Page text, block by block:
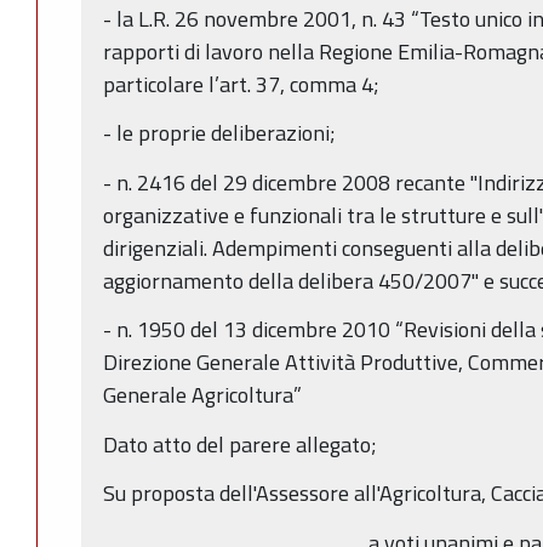
- la L.R. 26 novembre 2001, n. 43 “Testo unico
rapporti di lavoro nella Regione Emilia-
particolare l’art. 37, comma 4;
- le proprie deliberazioni;
- n. 2416 del 29 dicembre 2008 recante
organizzative e funzionali tra le strutture e
dirigenziali. Adempimenti conseguenti alla
aggiornamento della delibera 450/2007" e
- n. 1950 del 13 dicembre 2010 “Revisioni
Direzione Generale Attività Produttive,
Generale Agricoltura”
Dato atto del parere allegato;
Su proposta dell'Assessore all'Agricoltura,